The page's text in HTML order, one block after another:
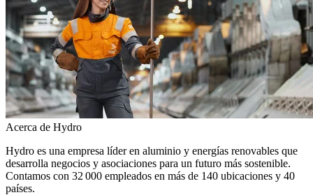
Acerca de Hydro
Hydro es una empresa líder en aluminio y energías renovables que
desarrolla negocios y asociaciones para un futuro más sostenible.
Contamos con 32 000 empleados en más de 140 ubicaciones y 40
países.